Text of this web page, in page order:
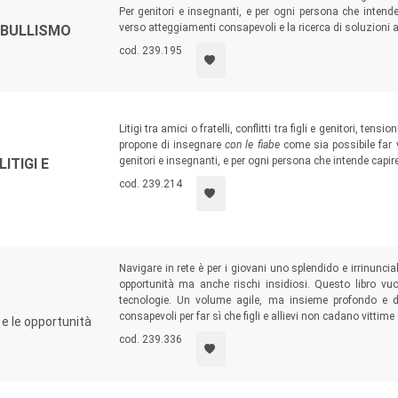
Per genitori e insegnanti, e per ogni persona che
verso atteggiamenti consapevoli e la ricerca di soluzioni
cod. 239.195
E
Litigi tra amici o fratelli, conflitti tra figli e genitori,
propone di insegnarecon le fiabecome sia possibile far
genitori e insegnanti, e per ogni persona che intende
cod. 239.214
le opportunità
Navigare in rete è per i giovani uno splendido e
opportunità ma anche rischi insidiosi. Questo libro
tecnologie. Un volume agile, ma insieme profondo e
consapevoli per far sì che figli e allievi non cadano vittime
cod. 239.336